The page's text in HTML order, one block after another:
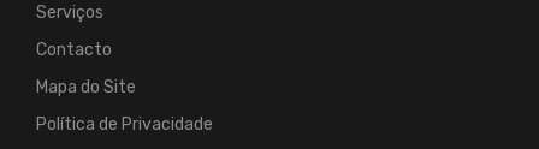
Serviços
Contacto
Mapa do Site
Política de Privacidade